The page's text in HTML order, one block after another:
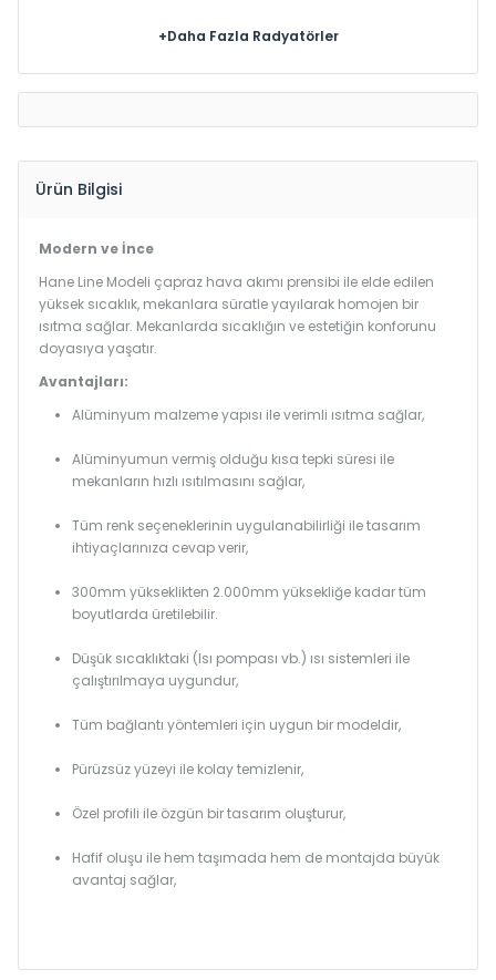
+Daha Fazla Radyatörler
Ürün Bilgisi
Modern ve İnce
Hane Line Modeli çapraz hava akımı prensibi ile elde edilen
yüksek sıcaklık, mekanlara süratle yayılarak homojen bir
ısıtma sağlar. Mekanlarda sıcaklığın ve estetiğin konforunu
doyasıya yaşatır.
Avantajları:
Alüminyum malzeme yapısı ile verimli ısıtma sağlar,
Alüminyumun vermiş olduğu kısa tepki süresi ile
mekanların hızlı ısıtılmasını sağlar,
Tüm renk seçeneklerinin uygulanabilirliği ile tasarım
ihtiyaçlarınıza cevap verir,
300mm yükseklikten 2.000mm yüksekliğe kadar tüm
boyutlarda üretilebilir.
Düşük sıcaklıktaki (Isı pompası vb.) ısı sistemleri ile
çalıştırılmaya uygundur,
Tüm bağlantı yöntemleri için uygun bir modeldir,
Pürüzsüz yüzeyi ile kolay temizlenir,
Özel profili ile özgün bir tasarım oluşturur,
Hafif oluşu ile hem taşımada hem de montajda büyük
avantaj sağlar,